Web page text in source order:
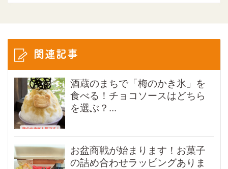
関連記事
酒蔵のまちで「梅のかき氷」を
食べる！チョコソースはどちら
を選ぶ？...
お盆商戦が始まります！お菓子
の詰め合わせラッピングありま